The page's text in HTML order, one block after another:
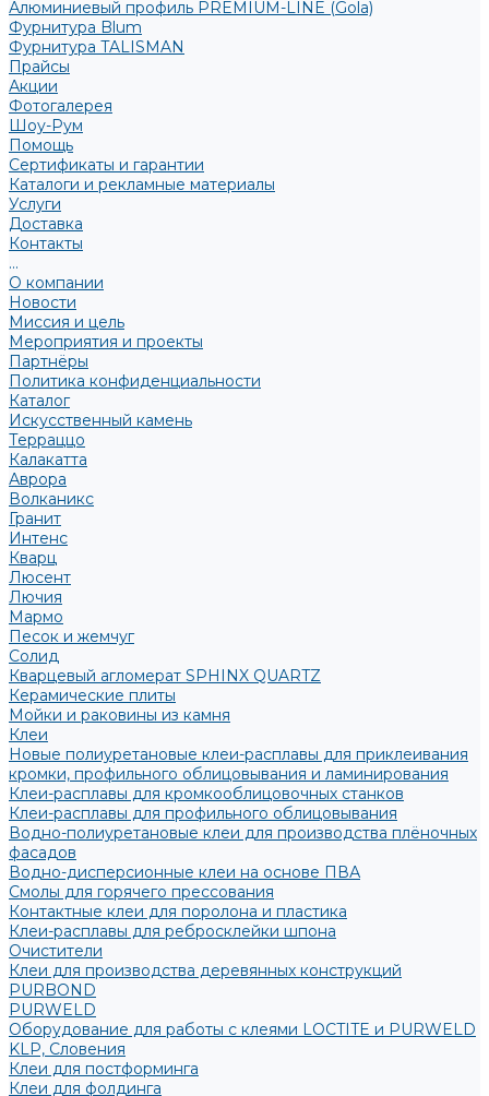
Алюминиевый профиль PREMIUM-LINE (Gola)
Фурнитура Blum
Фурнитура TALISMAN
Прайсы
Акции
Фотогалерея
Шоу-Рум
Помощь
Сертификаты и гарантии
Каталоги и рекламные материалы
Услуги
Доставка
Контакты
...
О компании
Новости
Миссия и цель
Мероприятия и проекты
Партнёры
Политика конфиденциальности
Каталог
Искусственный камень
Терраццо
Калакатта
Аврора
Волканикс
Гранит
Интенс
Кварц
Люсент
Лючия
Мармо
Песок и жемчуг
Солид
Кварцевый агломерат SPHINX QUARTZ
Керамические плиты
Мойки и раковины из камня
Клеи
Новые полиуретановые клеи-расплавы для приклеивания
кромки, профильного облицовывания и ламинирования
Клеи-расплавы для кромкооблицовочных станков
Клеи-расплавы для профильного облицовывания
Водно-полиуретановые клеи для производства плёночных
фасадов
Водно-дисперсионные клеи на основе ПВА
Смолы для горячего прессования
Контактные клеи для поролона и пластика
Клеи-расплавы для ребросклейки шпона
Очистители
Клеи для производства деревянных конструкций
PURBOND
PURWELD
Оборудование для работы с клеями LOCTITE и PURWELD
KLP, Словения
Клеи для постформинга
Клеи для фолдинга